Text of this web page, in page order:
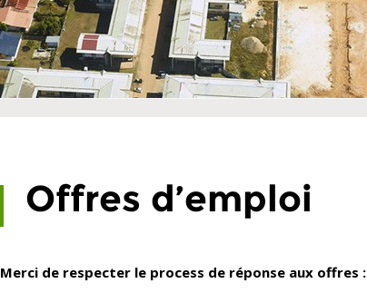
Offres d’emploi
Merci de respecter le process de réponse aux offres :